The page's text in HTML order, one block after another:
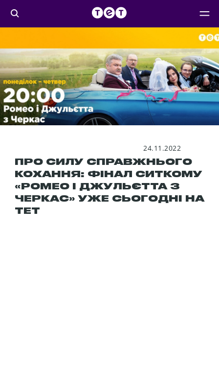
24.11.2022
ПРО СИЛУ СПРАВЖНЬОГО
КОХАННЯ: ФІНАЛ СИТКОМУ
«РОМЕО І ДЖУЛЬЄТТА З
ЧЕРКАС» УЖЕ СЬОГОДНІ НА
ТЕТ